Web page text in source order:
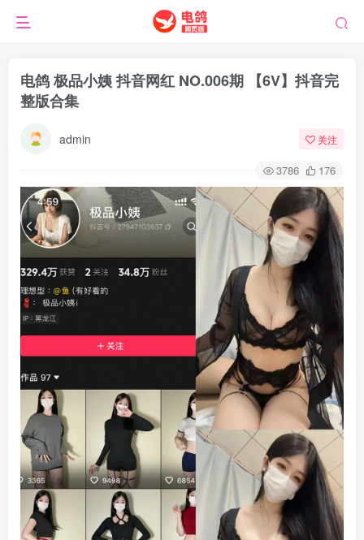
电鸽 极品小姨 抖音网红 NO.006期 【6V】抖音完
整版合集
admin 关注
3786 176